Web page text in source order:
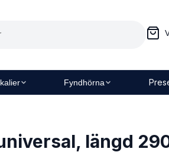
Fyndhörna
längd